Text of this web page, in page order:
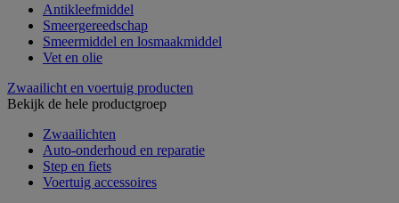
Antikleefmiddel
Smeergereedschap
Smeermiddel en losmaakmiddel
Vet en olie
Zwaailicht en voertuig producten
Bekijk de hele productgroep
Zwaailichten
Auto-onderhoud en reparatie
Step en fiets
Voertuig accessoires